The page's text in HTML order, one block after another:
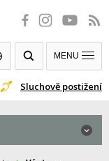
Sluchově postižení
MENU